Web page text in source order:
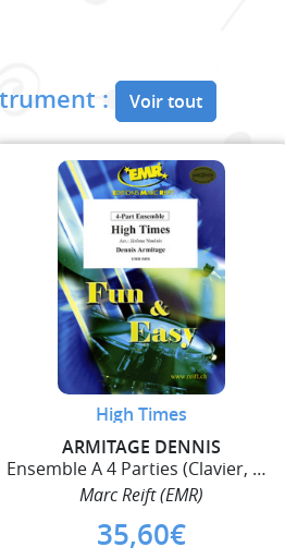
: Voir tout
High Times
ARMITAGE DENNIS
Ensemble A 4 Parties (Clavier, Guitare et Percussi
Marc Reift (EMR)
35,60€